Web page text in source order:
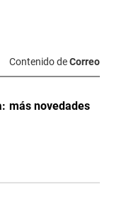
Contenido deCorreo
más novedades